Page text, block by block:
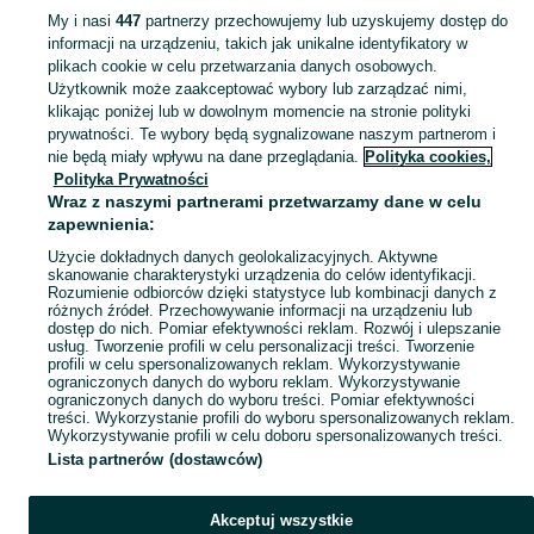
KATEGORIA
Foteliki samochodowe i nosidełka dla dzieci na OLX! Sprawdź najnowsze ogłoszenia i zapewnij bezpieczeństwo swojemu dziecku. Łask i okolice. Zobacz
Mapa kategorii
Mapa miejscowości
Mapa ministron
Popularne wyszukiwania
My i nasi 447partnerzy przechowujemy lub uzyskujemy dostęp do
informacji na urządzeniu, takich jak unikalne identyfikatory w
plikach cookie w celu przetwarzania danych osobowych.
Użytkownik może zaakceptować wybory lub zarządzać nimi,
klikając poniżej lub w dowolnym momencie na stronie polityki
prywatności. Te wybory będą sygnalizowane naszym partnerom i
nie będą miały wpływu na dane przeglądania. Polityka cookies,
Polityka Prywatności
Wraz z naszymi partnerami przetwarzamy dane w celu
zapewnienia:
Użycie dokładnych danych geolokalizacyjnych. Aktywne
skanowanie charakterystyki urządzenia do celów identyfikacji.
Rozumienie odbiorców dzięki statystyce lub kombinacji danych z
różnych źródeł. Przechowywanie informacji na urządzeniu lub
dostęp do nich. Pomiar efektywności reklam. Rozwój i ulepszanie
usług. Tworzenie profili w celu personalizacji treści. Tworzenie
profili w celu spersonalizowanych reklam. Wykorzystywanie
ograniczonych danych do wyboru reklam. Wykorzystywanie
ograniczonych danych do wyboru treści. Pomiar efektywności
treści. Wykorzystanie profili do wyboru spersonalizowanych reklam.
Wykorzystywanie profili w celu doboru spersonalizowanych treści.
Lista partnerów (dostawców)
Akceptuj wszystkie